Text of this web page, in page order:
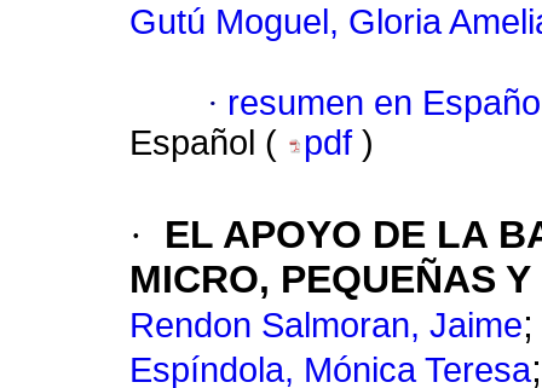
Gutú Moguel, Gloria
· resumen en
Español (
pdf )
·
EL APOYO DE LA
MICRO, PEQUEÑAS
Rendon Salmoran, Jaime
Espíndola, Mónica Teresa